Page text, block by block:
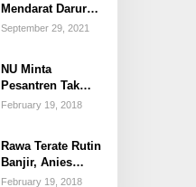
Mendarat Darurat
karena Anak Buka
September 29, 2021
NU Minta
Pesantren Tak
Terprovokasi
February 19, 2018
Rawa Terate Rutin
Banjir, Anies
Bakal Cek Pabrik
February 19, 2018